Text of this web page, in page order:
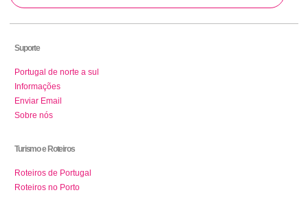
Suporte
Portugal de norte a sul
Informações
Enviar Email
Sobre nós
Turismo e Roteiros
Roteiros de Portugal
Roteiros no Porto